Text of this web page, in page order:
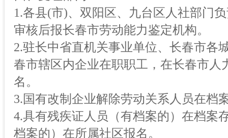
1.各县(市)、双阳区、九台区人社部门
审核后报长春市劳动能力鉴定机构。
2.驻长中省直机关事业单位、长春市各
春市辖区内企业在职职工，在长春市
名。
3.国有改制企业解除劳动关系人员在档
4.具有残疾证人员（有档案的）在档案
档案的）在所属社区报名。